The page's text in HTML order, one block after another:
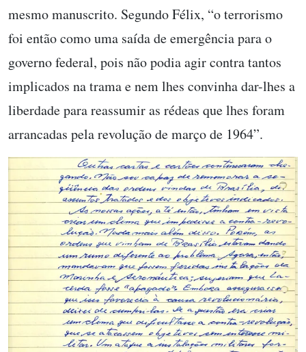
mesmo manuscrito. Segundo Félix, “o terrorismo
foi então como uma saída de emergência para o
governo federal, pois não podia agir contra tantos
implicados na trama e nem lhes convinha dar-lhes a
liberdade para reassumir as rédeas que lhes foram
arrancadas pela revolução de março de 1964”.